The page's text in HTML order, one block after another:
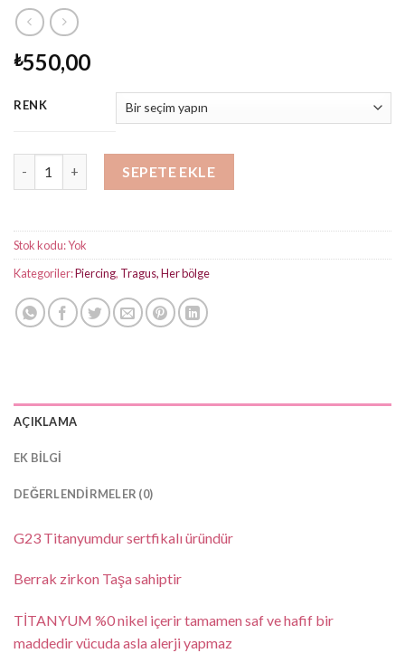
₺550,00
RENK
SEPETE EKLE
Stok kodu:Yok
Kategoriler:Piercing, Tragus, Her bölge
AÇIKLAMA
EK BILGI
DEĞERLENDIRMELER (0)
G23 Titanyumdur sertfikalı üründür
Berrak zirkon Taşa sahiptir
TİTANYUM %0 nikel içerir tamamen saf ve hafif bir
maddedir vücuda asla alerji yapmaz